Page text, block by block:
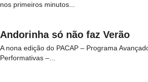
nos primeiros minutos...
Andorinha só não faz Verão
A nona edição do PACAP – Programa
Performativas –...